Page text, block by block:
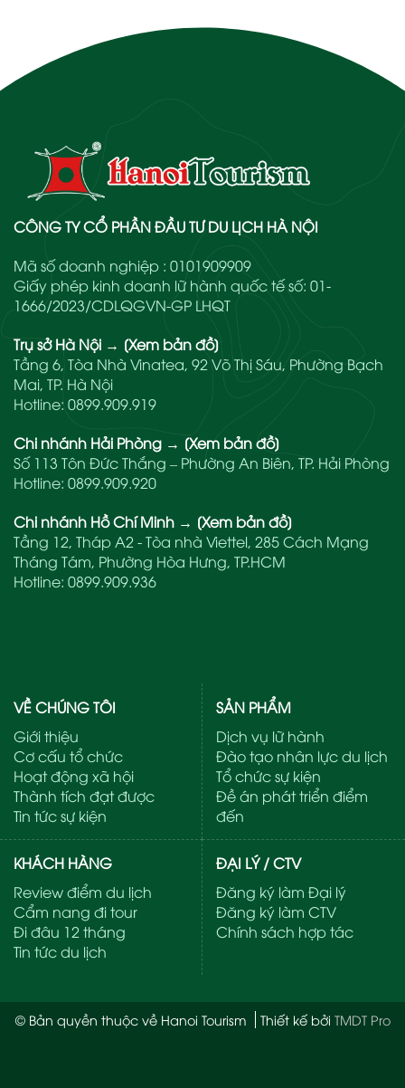
CÔNG TY CỔ PHẦN ĐẦU TƯ DU LỊCH HÀ NỘI
Mã số doanh nghiệp : 0101909909
Giấy phép kinh doanh lữ hành quốc tế số: 01-
1666/2023/CDLQGVN-GP LHQT
Trụ sở Hà Nội → [Xem bản đồ]
Tầng 6, Tòa Nhà Vinatea, 92 Võ Thị Sáu, Phường Bạch
Mai, TP. Hà Nội
Hotline: 0899.909.919
Chi nhánh Hải Phòng → [Xem bản đồ]
Số 113 Tôn Đức Thắng – Phường An Biên, TP. Hải Phòng
Hotline: 0899.909.920
Chi nhánh Hồ Chí Minh → [Xem bản đồ]
Tầng 12, Tháp A2 - Tòa nhà Viettel, 285 Cách Mạng
Tháng Tám, Phường Hòa Hưng, TP.HCM
Hotline: 0899.909.936
VỀ CHÚNG TÔI
Giới thiệu
Cơ cấu tổ chức
Hoạt động xã hội
Thành tích đạt được
Tin tức sự kiện
SẢN PHẨM
Dịch vụ lữ hành
Đào tạo nhân lực du lịch
Tổ chức sự kiện
Đề án phát triển điểm
đến
KHÁCH HÀNG
Review điểm du lịch
Cẩm nang đi tour
Đi đâu 12 tháng
Tin tức du lịch
ĐẠI LÝ / CTV
Đăng ký làm Đại lý
Đăng ký làm CTV
Chính sách hợp tác
© Bản quyền thuộc về Hanoi Tourism Thiết kế bởi TMDT Pro